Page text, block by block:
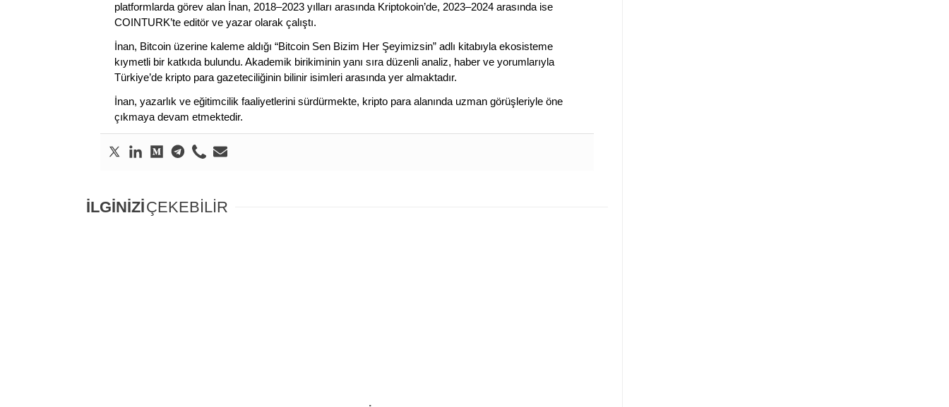
platformlarda görev alan İnan, 2018–2023 yılları arasında Kriptokoin’de, 2023–2024 arasında ise
COINTURK’te editör ve yazar olarak çalıştı.
İnan, Bitcoin üzerine kaleme aldığı “Bitcoin Sen Bizim Her Şeyimizsin” adlı kitabıyla ekosisteme
kıymetli bir katkıda bulundu. Akademik birikiminin yanı sıra düzenli analiz, haber ve yorumlarıyla
Türkiye’de kripto para gazeteciliğinin bilinir isimleri arasında yer almaktadır.
İnan, yazarlık ve eğitimcilik faaliyetlerini sürdürmekte, kripto para alanında uzman görüşleriyle öne
çıkmaya devam etmektedir.
İLGİNİZİÇEKEBİLİR